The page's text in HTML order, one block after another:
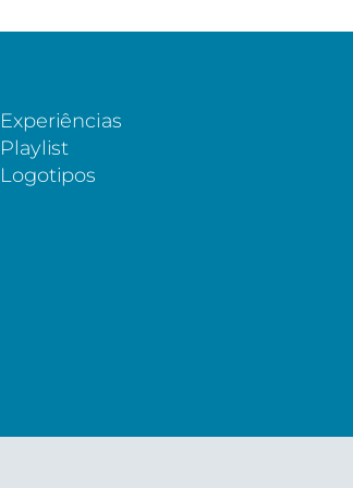
Experiências
Playlist
Logotipos